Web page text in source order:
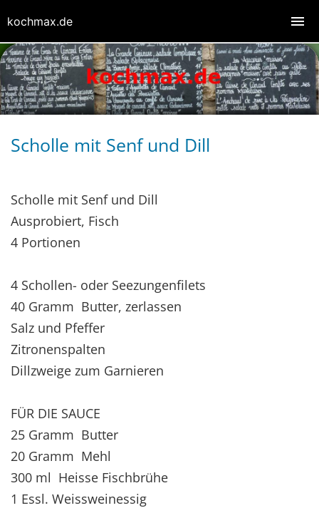
Scholle mit Senf und Dill
Scholle mit Senf und Dill
Ausprobiert, Fisch
4 Portionen
4 Schollen- oder Seezungenfilets
40 Gramm Butter, zerlassen
Salz und Pfeffer
Zitronenspalten
Dillzweige zum Garnieren
FÜR DIE SAUCE
25 Gramm Butter
20 Gramm Mehl
300 ml Heisse Fischbrühe
1 Essl. Weissweinessig
kochmax.de